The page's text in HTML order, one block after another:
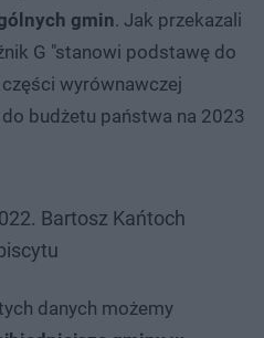
gmin. Jak przekazali
G "stanowi podstawę do
wyrównawczej
budżetu państwa na 2023
Bartosz Kańtoch
danych możemy